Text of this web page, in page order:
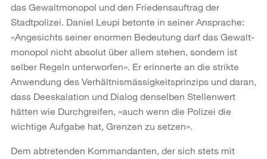
das Gewaltmonopol und den Friedensauftrag der
Stadtpolizei. Daniel Leupi betonte in seiner Ansprache:
«Angesichts seiner enormen Bedeutung darf das Gewalt­
monopol nicht absolut über allem stehen, sondern ist
selber Regeln unterworfen». Er erinner­te an die strikte
Anwendung des Verhältnismässigkeitsprinzips und daran,
dass Deeskalation und Dialog denselben Stellenwert
hätten wie Durchgreifen, «auch wenn die Polizei die
wichtige Aufgabe hat, Grenzen zu setzen».
Dem abtretenden Kommandanten, der sich stets mit